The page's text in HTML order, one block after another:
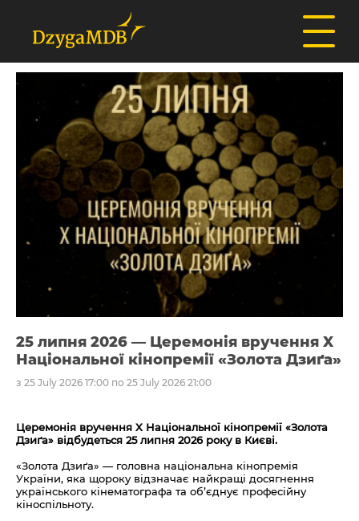
25 липня 2026 — Церемонія вручення X
Національної кінопремії «Золота Дзиґа»
з 25 July 2026 17:00 по 25 July 2026 21:00
Церемонія вручення X Національної кінопремії «Золота
Дзиґа» відбудеться 25 липня 2026 року в Києві.
«Золота Дзиґа» — головна національна кінопремія
України, яка щороку відзначає найкращі досягнення
українського кінематографа та об’єднує професійну
кіноспільноту.